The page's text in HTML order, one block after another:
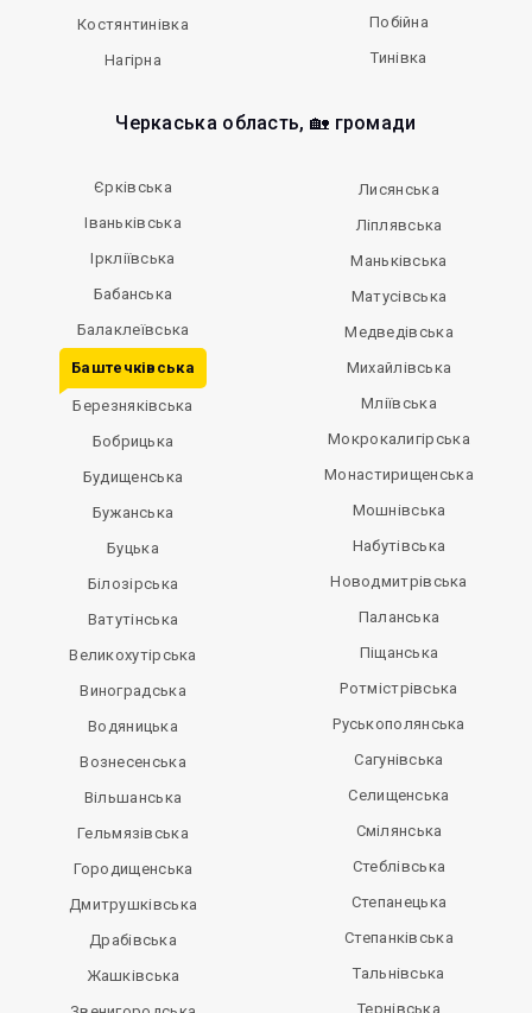
Костянтинівка
Нагірна
Побійна
Тинівка
Черкаська область, 🏡 громади
Єрківська
Іваньківська
Іркліївська
Бабанська
Балаклеївська
Баштечківська
Березняківська
Бобрицька
Будищенська
Бужанська
Буцька
Білозірська
Ватутінська
Великохутірська
Виноградська
Водяницька
Вознесенська
Вільшанська
Гельмязівська
Городищенська
Дмитрушківська
Драбівська
Жашківська
Лисянська
Ліплявська
Маньківська
Матусівська
Медведівська
Михайлівська
Мліївська
Мокрокалигірська
Монастирищенська
Мошнівська
Набутівська
Новодмитрівська
Паланська
Піщанська
Ротмістрівська
Руськополянська
Сагунівська
Селищенська
Смілянська
Стеблівська
Степанецька
Степанківська
Тальнівська
Тернівська